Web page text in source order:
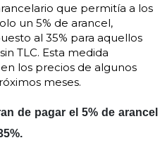
que permitía a los
un 5% de arancel,
al 35% para aquellos
TLC. Esta medida
los precios de algunos
meses.
de pagar el 5% de arancel